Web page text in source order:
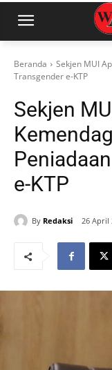
Beranda
Sekjen MUI
Transgender e-KTP
Sekjen
e-KTP
By Redaksi 26 April